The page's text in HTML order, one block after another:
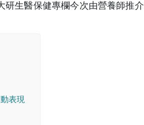
生醫保健專欄今次由營養師推
表現